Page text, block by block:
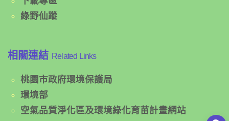
綠野仙蹤
相關連結 Related Links
桃園市政府環境保護局
環境部
空氣品質淨化區及環境綠化育苗計畫網站